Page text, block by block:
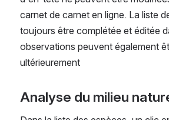
carnet de carnet en ligne. La liste
toujours être complétée et éditée
observations peuvent également
ultérieurement
Analyse du milieu